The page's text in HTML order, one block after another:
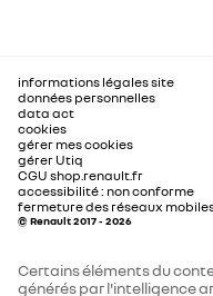
informations légales site
données personnelles
data act
cookies
gérer mes cookies
gérer Utiq
CGU shop.renault.fr
accessibilité : non conforme
fermeture des réseaux
© Renault 2017 - 2026
Certains éléments du
générés par l'intelligence